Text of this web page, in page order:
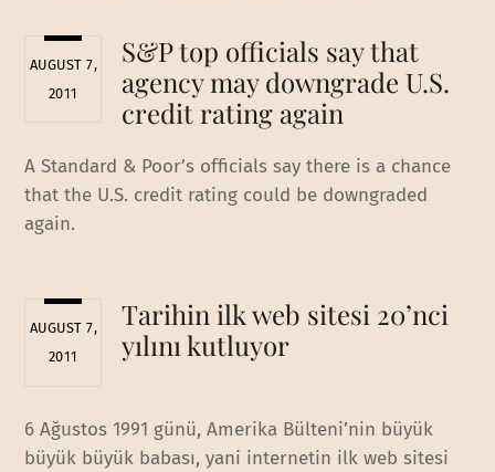
AUGUST 7,
2011
S&P top officials say that
agency may downgrade U.S.
credit rating again
A Standard & Poor’s officials say there is a chance
that the U.S. credit rating could be downgraded
again.
AUGUST 7,
2011
Tarihin ilk web sitesi 20’nci
yılını kutluyor
6 Ağustos 1991 günü, Amerika Bülteni’nin büyük
büyük büyük babası, yani internetin ilk web sitesi